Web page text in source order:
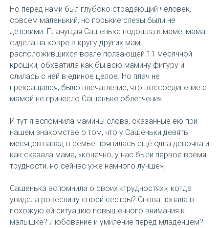
Но перед нами был глубоко страдающий человек,
совсем маленький, но горькие слезы были не
детскими. Плачущая Сашенька подошла к маме, мама
сидела на ковре в кругу других мам,
расположившихся возле ползающей 11 месячной
крошки, обхватила как бы всю мамину фигуру и
слилась с ней в единое целое. Но плач не
прекращался, было впечатление, что воссоединение с
мамой не принесло Сашеньке облегчения.
И тут я вспомнила мамины слова, сказанные ею при
нашем знакомстве о том, что у Сашеньки девять
месяцев назад в семье появилась ещё одна девочка и
как сказала мама, «конечно, у нас были первое время
трудности, но сейчас уже намного лучше».
Сашенька вспомнила о своих «трудностях», когда
увидела ровесницу своей сестры? Снова попала в
похожую ей ситуацию повышенного внимания к
малышке? Любование и умиление перед младенцем?